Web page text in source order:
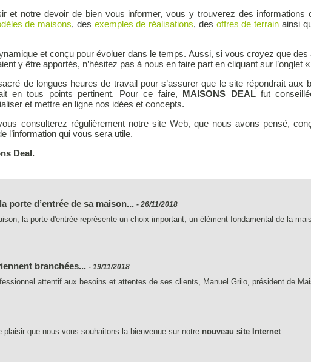
et notre devoir de bien vous informer, vous y trouverez des informations
de maisons, des exemples de réalisations, des offres de terrain ainsi
et conçu pour évoluer dans le temps. Aussi, si vous croyez que
y être apportés, n’hésitez pas à nous en faire part en cliquant sur l’onglet «
de longues heures de travail pour s’assurer que le site répondrait aux
en tous points pertinent. Pour ce faire, MAISONS DEALfut
et mettre en ligne nos idées et concepts.
consulterez régulièrement notre site Web, que nous avons pensé,
l’information qui vous sera utile.
Deal.
porte d’entrée de sa maison... - 26/11/2018
la porte d'entrée représente un choix important, un élément fondamental de la
branchées... - 19/11/2018
attentif aux besoins et attentes de ses clients, Manuel Grilo, président de
plaisir que nous vous souhaitons la bienvenue sur notre nouveau site Internet.